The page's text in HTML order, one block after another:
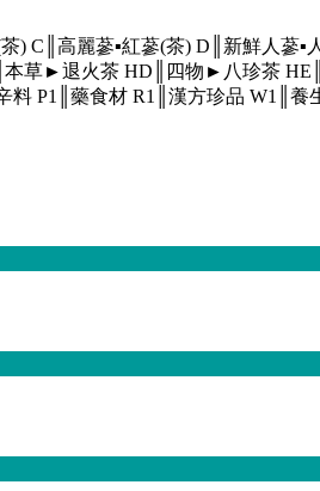
) C║高麗蔘▪紅蔘(茶) D║新鮮人蔘▪
本草►退火茶 HD║四物►八珍茶
料 P1║藥食材 R1║漢方珍品 W1║養